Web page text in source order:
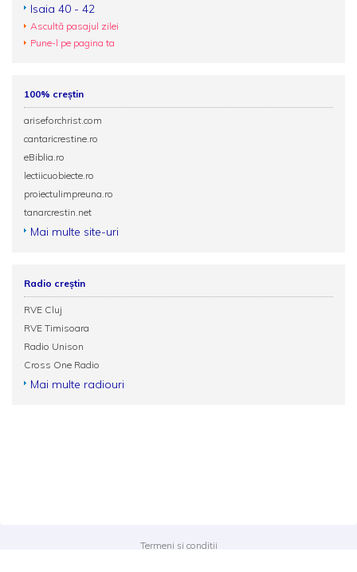
Isaia 40 - 42
Ascultă pasajul zilei
Pune-l pe pagina ta
100% creștin
ariseforchrist.com
cantaricrestine.ro
eBiblia.ro
lectiicuobiecte.ro
proiectulimpreuna.ro
tanarcrestin.net
Mai multe site-uri
Radio creștin
RVE Cluj
RVE Timisoara
Radio Unison
Cross One Radio
Mai multe radiouri
Termeni și condiții